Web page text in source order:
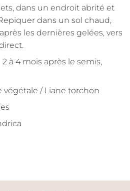
dans un endroit abrité et
dans un sol chaud,
les dernières gelées, vers
2 à 4 mois après le semis,
végétale / Liane torchon